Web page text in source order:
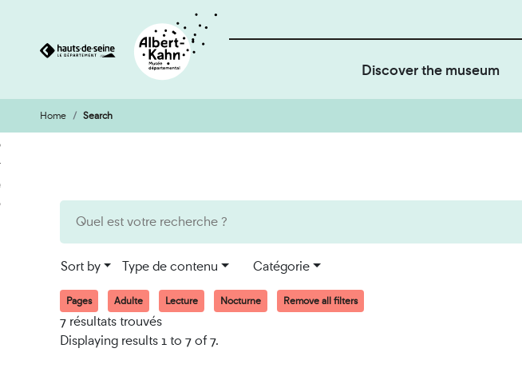
Go
to
content
Go
to
search
engine
Discover the museum
Home Search
Sort by Type de contenu Catégorie
Pages Adulte Lecture Nocturne Remove all filters
7 résultats trouvés
Displaying results 1 to 7 of 7.
Cookies management panel